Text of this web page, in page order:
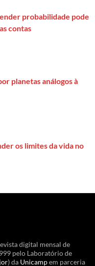
probabilidade pode
contas
planetas análogos à
os limites da vida no
digital mensal de
pelo Laboratório de
) da Unicampem parceria